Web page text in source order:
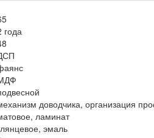
года
доводчика, организация
ламинат
эмаль